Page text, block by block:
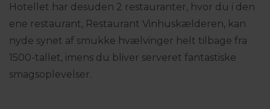
Hotellet har desuden 2 restauranter, hvor du i den
ene restaurant, Restaurant Vinhuskælderen, kan
nyde synet af smukke hvælvinger helt tilbage fra
1500-tallet, imens du bliver serveret fantastiske
smagsoplevelser.